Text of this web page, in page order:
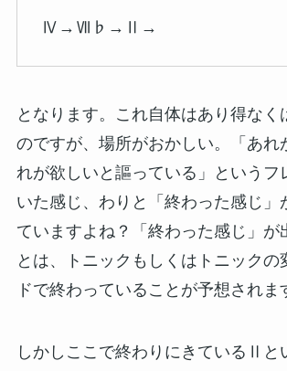
Ⅳ→Ⅶ♭→Ⅱ→
となります。これ自体はあり得なく
のですが、場所がおかしい。「あれ
れが欲しいと謳っている」というフ
いた感じ、わりと「終わった感じ」
ていますよね？「終わった感じ」が
とは、トニックもしくはトニックの
ドで終わっていることが予想されま
しかしここで終わりにきているⅡと